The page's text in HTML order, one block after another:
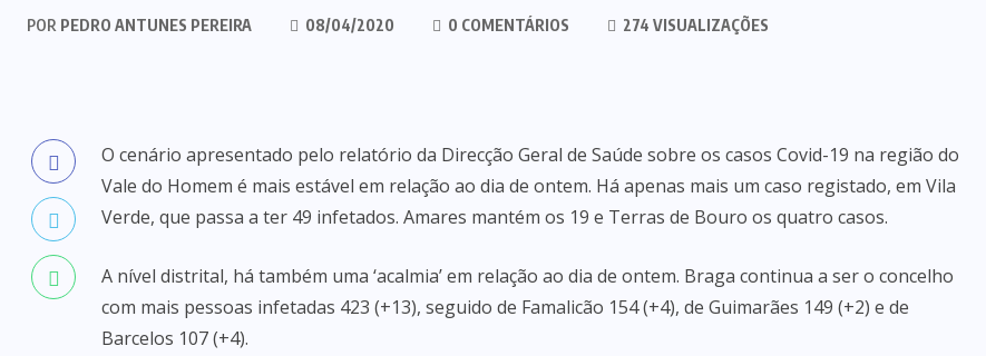
POR PEDRO ANTUNES PEREIRA 08/04/2020 0 COMENTÁRIOS 274 VISUALIZAÇÕES
O cenário apresentado pelo relatório da Direcção Geral de Saúde sobre os casos Covid-19 na região do
Vale do Homem é mais estável em relação ao dia de ontem. Há apenas mais um caso registado, em Vila
Verde, que passa a ter 49 infetados. Amares mantém os 19 e Terras de Bouro os quatro casos.
A nível distrital, há também uma ‘acalmia’ em relação ao dia de ontem. Braga continua a ser o concelho
com mais pessoas infetadas 423 (+13), seguido de Famalicão 154 (+4), de Guimarães 149 (+2) e de
Barcelos 107 (+4).